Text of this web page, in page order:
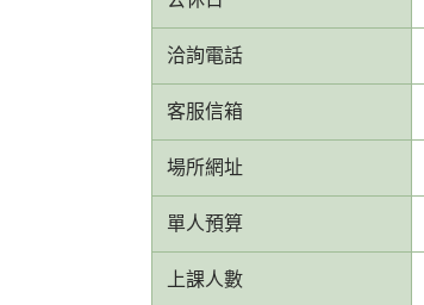
洽詢電話
客服信箱
場所網址
單人預算
上課人數